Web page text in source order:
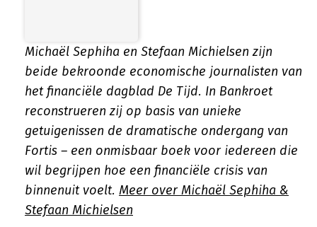
Michaël Sephiha en Stefaan Michielsen zijn
beide bekroonde economische journalisten van
het financiële dagblad De Tijd. In Bankroet
reconstrueren zij op basis van unieke
getuigenissen de dramatische ondergang van
Fortis – een onmisbaar boek voor iedereen die
wil begrijpen hoe een financiële crisis van
binnenuit voelt. Meer over Michaël Sephiha &
Stefaan Michielsen